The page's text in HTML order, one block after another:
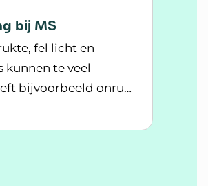
bij MS
fel licht en
kunnen te veel
bijvoorbeeld onrust